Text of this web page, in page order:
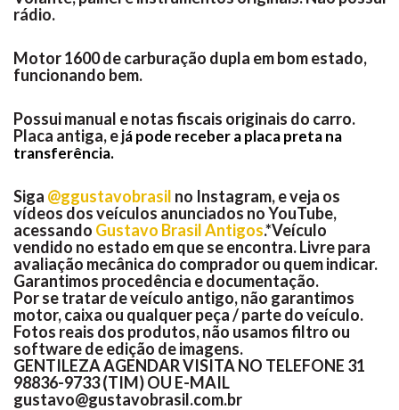
rádio.
Motor 1600 de carburação dupla em bom estado,
funcionando bem.
Possui manual e notas fiscais originais do carro.
Placa antiga, e já pode receber a placa preta na
transferência.
Siga @ggustavobrasil no Instagram, e veja os
vídeos dos veículos anunciados no YouTube,
acessando Gustavo Brasil Antigos.*Veículo
vendido no estado em que se encontra. Livre para
avaliação mecânica do comprador ou quem indicar.
Garantimos procedência e documentação.
Por se tratar de veículo antigo, não garantimos
motor, caixa ou qualquer peça / parte do veículo.
Fotos reais dos produtos, não usamos filtro ou
software de edição de imagens.
GENTILEZA AGENDAR VISITA NO TELEFONE 31
98836-9733 (TIM) OU E-MAIL
gustavo@gustavobrasil.com.br